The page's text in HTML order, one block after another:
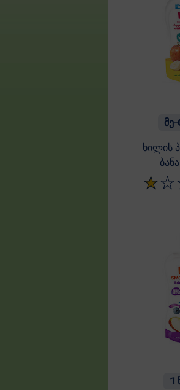
ხილის
1